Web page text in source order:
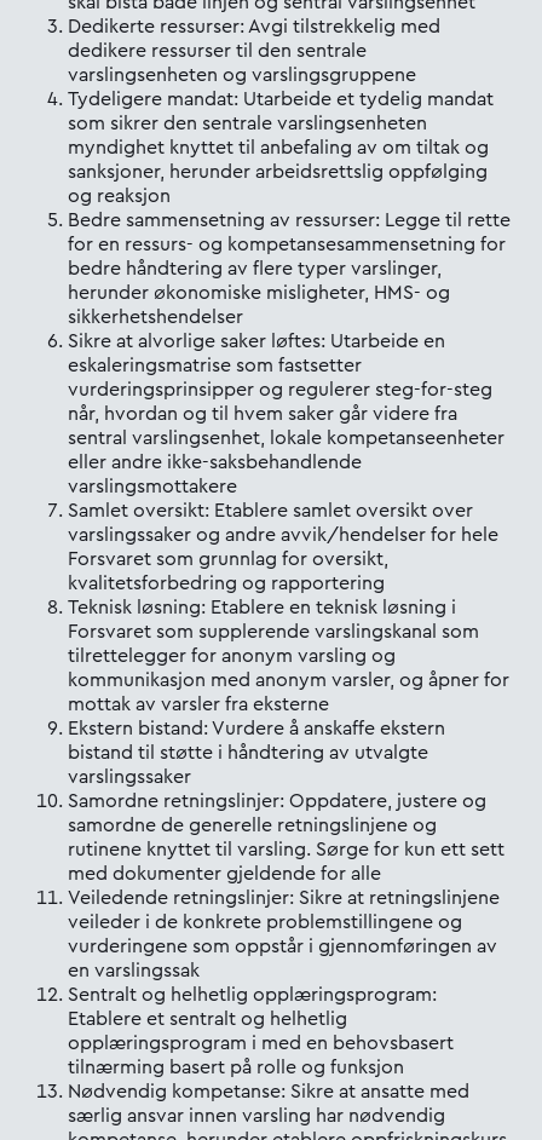
Dedikerte ressurser: Avgi tilstrekkelig med
dedikere ressurser til den sentrale
varslingsenheten og varslingsgruppene
Tydeligere mandat: Utarbeide et tydelig mandat
som sikrer den sentrale varslingsenheten
myndighet knyttet til anbefaling av om tiltak og
sanksjoner, herunder arbeidsrettslig oppfølging
og reaksjon
Bedre sammensetning av ressurser: Legge til rette
for en ressurs- og kompetansesammensetning for
bedre håndtering av flere typer varslinger,
herunder økonomiske misligheter, HMS- og
sikkerhetshendelser
Sikre at alvorlige saker løftes: Utarbeide en
eskaleringsmatrise som fastsetter
vurderingsprinsipper og regulerer steg-for-steg
når, hvordan og til hvem saker går videre fra
sentral varslingsenhet, lokale kompetanseenheter
eller andre ikke-saksbehandlende
varslingsmottakere
Samlet oversikt: Etablere samlet oversikt over
varslingssaker og andre avvik/hendelser for hele
Forsvaret som grunnlag for oversikt,
kvalitetsforbedring og rapportering
Teknisk løsning: Etablere en teknisk løsning i
Forsvaret som supplerende varslingskanal som
tilrettelegger for anonym varsling og
kommunikasjon med anonym varsler, og åpner for
mottak av varsler fra eksterne
Ekstern bistand: Vurdere å anskaffe ekstern
bistand til støtte i håndtering av utvalgte
varslingssaker
Samordne retningslinjer: Oppdatere, justere og
samordne de generelle retningslinjene og
rutinene knyttet til varsling. Sørge for kun ett sett
med dokumenter gjeldende for alle
Veiledende retningslinjer: Sikre at retningslinjene
veileder i de konkrete problemstillingene og
vurderingene som oppstår i gjennomføringen av
en varslingssak
Sentralt og helhetlig opplæringsprogram:
Etablere et sentralt og helhetlig
opplæringsprogram i med en behovsbasert
tilnærming basert på rolle og funksjon
Nødvendig kompetanse: Sikre at ansatte med
særlig ansvar innen varsling har nødvendig